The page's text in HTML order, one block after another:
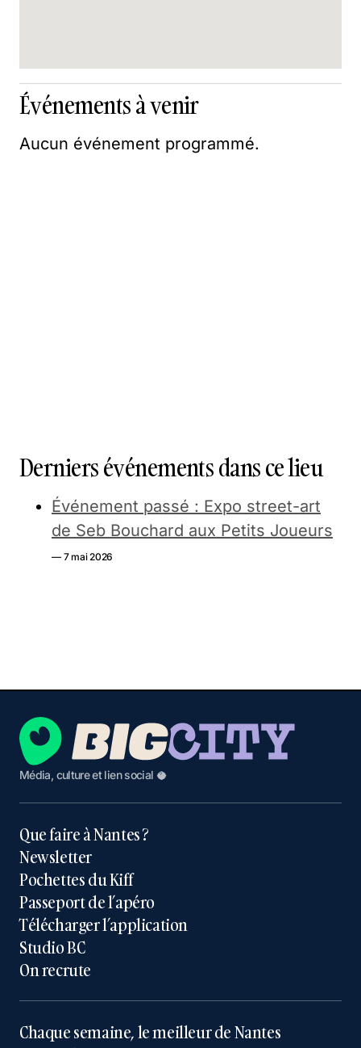
Événements à venir
Aucun événement programmé.
Derniers événements dans ce lieu
Événement passé : Expo street-art
de Seb Bouchard aux Petits Joueurs
— 7 mai 2026
Média, culture et lien social 🥥
Que faire à Nantes ?
Newsletter
Pochettes du Kiff
Passeport de l’apéro
Télécharger l’application
Studio BC
On recrute
Chaque semaine, le meilleur de Nantes